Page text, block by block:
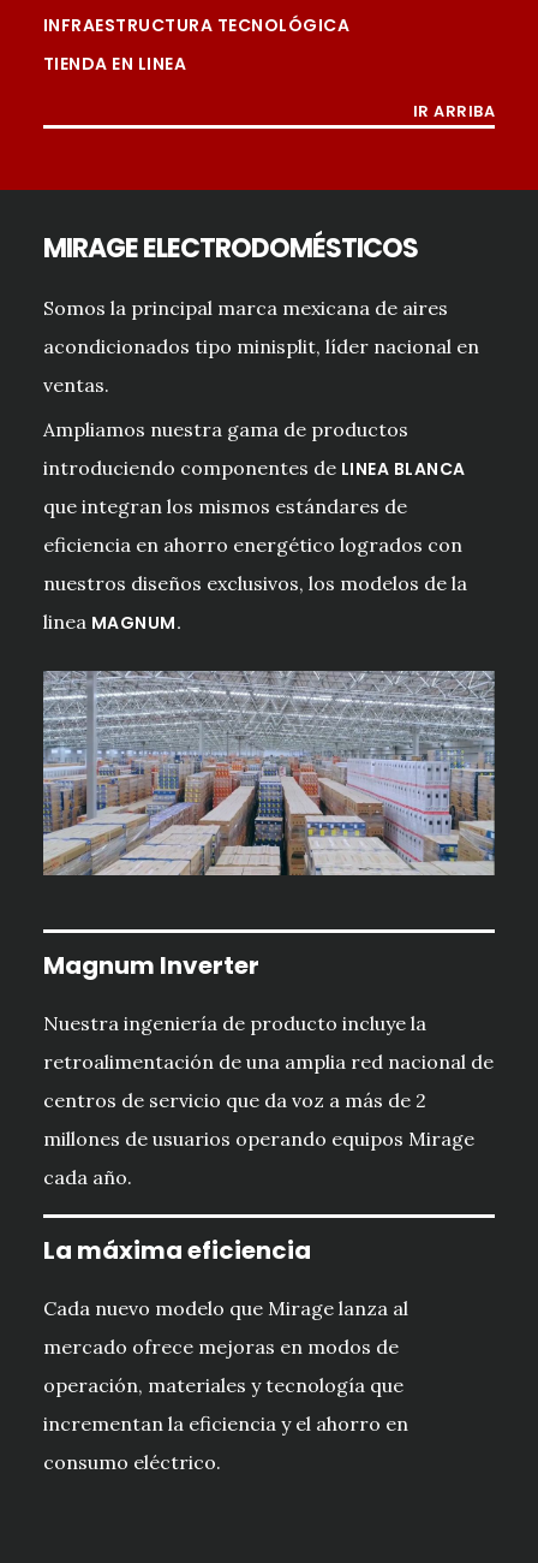
INFRAESTRUCTURA TECNOLÓGICA
TIENDA EN LINEA
IR ARRIBA
MIRAGE ELECTRODOMÉSTICOS
Somos la principal marca mexicana de aires
acondicionados tipo minisplit, líder nacional en
ventas.
Ampliamos nuestra gama de productos
introduciendo componentes de LINEA BLANCA
que integran los mismos estándares de
eficiencia en ahorro energético logrados con
nuestros diseños exclusivos, los modelos de la
linea MAGNUM.
Magnum Inverter
Nuestra ingeniería de producto incluye la
retroalimentación de una amplia red nacional de
centros de servicio que da voz a más de 2
millones de usuarios operando equipos Mirage
cada año.
La máxima eficiencia
Cada nuevo modelo que Mirage lanza al
mercado ofrece mejoras en modos de
operación, materiales y tecnología que
incrementan la eficiencia y el ahorro en
consumo eléctrico.